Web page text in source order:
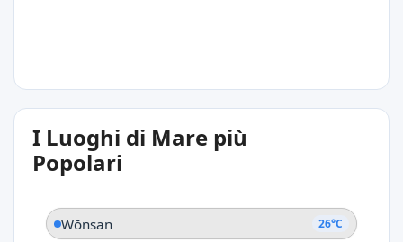
23°C
Najin
I Luoghi di Mare più
Popolari
Wŏnsan 26°C